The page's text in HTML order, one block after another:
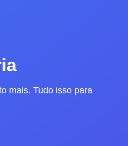
mais. Tudo isso para